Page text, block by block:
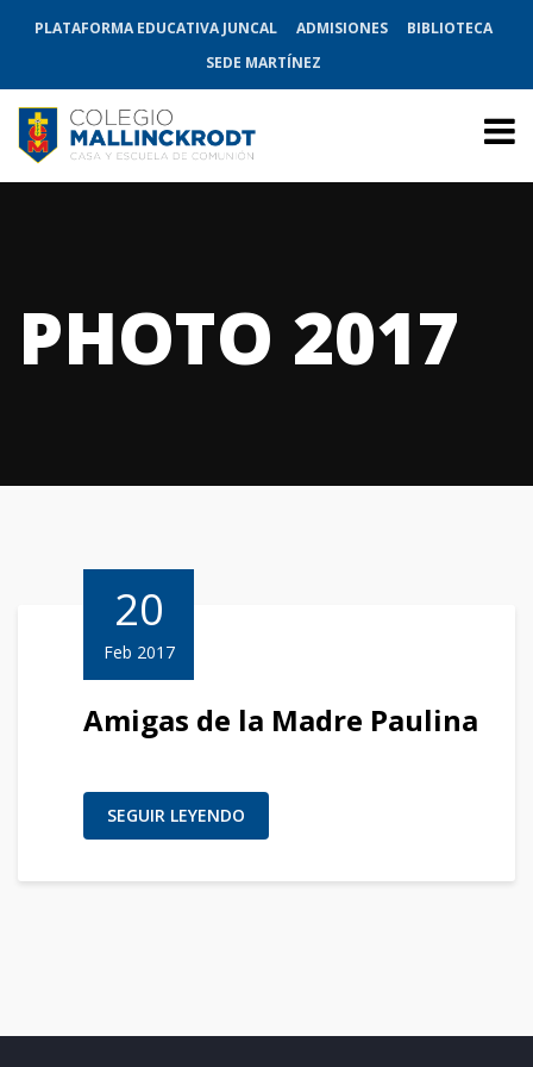
PLATAFORMA EDUCATIVA JUNCAL ADMISIONES
BIBLIOTECA
SEDE MARTÍNEZ
PHOTO 2017
20
Feb 2017
Amigas de la Madre Paulina
SEGUIR LEYENDO